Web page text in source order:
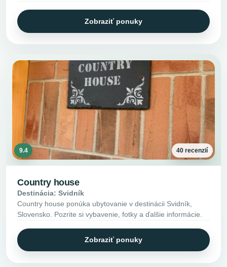
Zobraziť ponuky
9.4 40 recenzií
Country house
Destinácia: Svidník
Country house ponúka ubytovanie v destinácii Svidník,
Slovensko. Pozrite si vybavenie, fotky a ďalšie informácie.
Zobraziť ponuky